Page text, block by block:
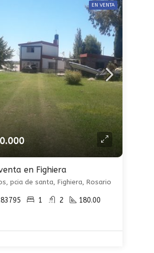
EN VENTA
en Fighiera
pcia de santa, Fighiera, Rosario
1 2 180.00